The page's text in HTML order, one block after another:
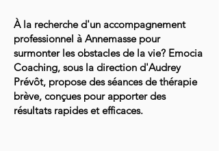
À la recherche d'un accompagnement
professionnel à Annemasse pour
surmonter les obstacles de la vie? Emocia
Coaching, sous la direction d'Audrey
Prévôt, propose des séances de thérapie
brève, conçues pour apporter des
résultats rapides et efficaces.